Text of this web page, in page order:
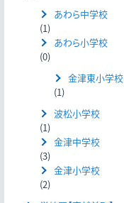
あわら中学校
(1)
あわら小学校
(0)
金津東小学校
(1)
波松小学校
(1)
金津中学校
(3)
金津小学校
(2)